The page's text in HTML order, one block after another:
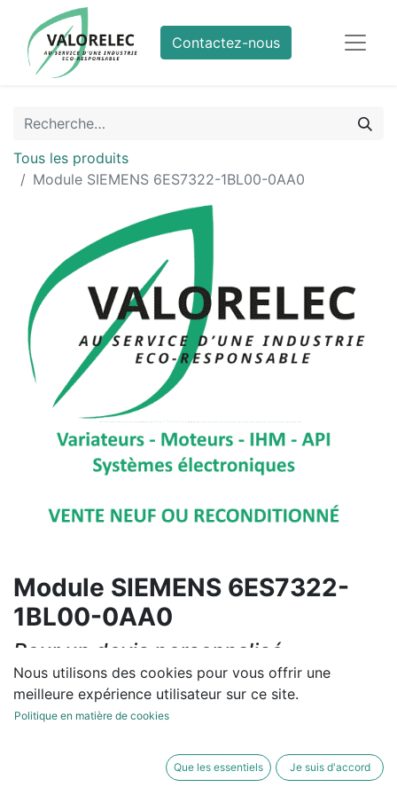
Contactez-nous
Tous les produits
Module SIEMENS 6ES7322-1BL00-0AA0
Module SIEMENS 6ES7322-
1BL00-0AA0
Pour un devis personnalisé,
contactez-nous
Uniquement 1 Unités disponible en stock.
Nous utilisons des cookies pour vous offrir une
meilleure expérience utilisateur sur ce site.
Politique en matière de cookies
Que les essentiels Je suis d'accord